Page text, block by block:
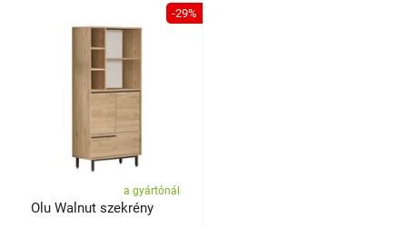
-29%
a gyártónál
Olu Walnut szekrény